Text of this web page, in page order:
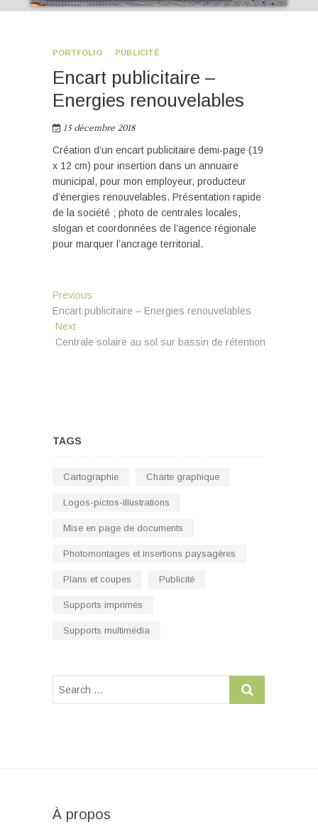
PORTFOLIO PUBLICITÉ
Encart publicitaire –
Energies renouvelables
15 décembre 2018
Création d’un encart publicitaire demi-page (19
x 12 cm) pour insertion dans un annuaire
municipal, pour mon employeur, producteur
d’énergies renouvelables. Présentation rapide
de la société ; photo de centrales locales,
slogan et coordonnées de l’agence régionale
pour marquer l’ancrage territorial.
Navigation
de
l’article
Previous
post:
Encart publicitaire – Energies renouvelables
NextNext
post:
Centrale solaire au sol sur bassin de rétention
TAGS
Cartographie Charte graphique
Logos-pictos-illustrations
Mise en page de documents
Photomontages et insertions paysagères
Plans et coupes Publicité
Supports imprimés
Supports multimédia
À propos